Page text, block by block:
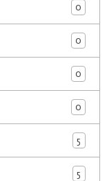
0
0
0
0
5
5